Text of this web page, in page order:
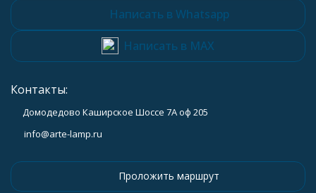
Написать в Whatsapp
Написать в MAX
Контакты:
Домодедово Каширское Шоссе 7А оф 205
info@arte-lamp.ru
Проложить маршрут